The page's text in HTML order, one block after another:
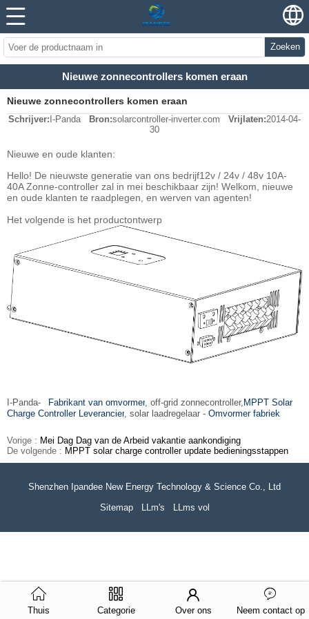
Zoeken
Nieuwe zonnecontrollers komen eraan
Nieuwe zonnecontrollers komen eraan
Schrijver: I-Panda Bron:solarcontroller-inverter.com Vrijlaten:2014-04-
30
Nieuwe en oude klanten:
Hello! De nieuwste generatie van ons bedrijf12v / 24v / 48v 10A-
40A Zonne-controller zal in mei beschikbaar zijn! Welkom, nieuwe
en oude klanten te raadplegen, en werven van agenten!
Het volgende is het productontwerp
I-Panda- Fabrikant van omvormer, off-grid zonnecontroller, MPPT Solar
Charge Controller Leverancier, solar laadregelaar - Omvormer fabriek
Vorige : Mei Dag Dag van de Arbeid vakantie aankondiging
De volgende : MPPT solar charge controller update bedieningsstappen
Shenzhen Ipandee New Energy Technology & Science Co., Ltd
Sitemap
LLm's LLms vol
Thuis Categorie Over ons Neem contact op